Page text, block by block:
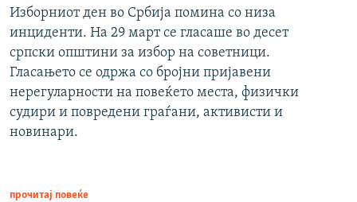
Изборниот ден во Србија помина со низа
инциденти. На 29 март се гласаше во десет
српски општини за избор на советници.
Гласањето се одржа со бројни пријавени
нерегуларности на повеќето места, физички
судири и повредени граѓани, активисти и
новинари.
прочитај повеќе